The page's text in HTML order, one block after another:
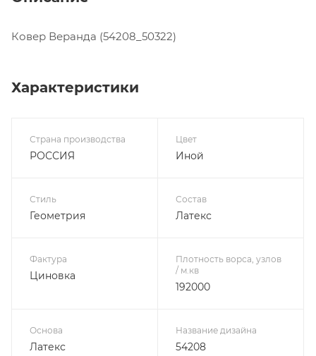
Ковер Веранда (54208_50322)
Характеристики
Страна производства
РОССИЯ
Цвет
Иной
Стиль
Геометрия
Состав
Латекс
Фактура
Циновка
Плотность ворса, узлов
/ м.кв
192000
Основа
Латекс
Название дизайна
54208